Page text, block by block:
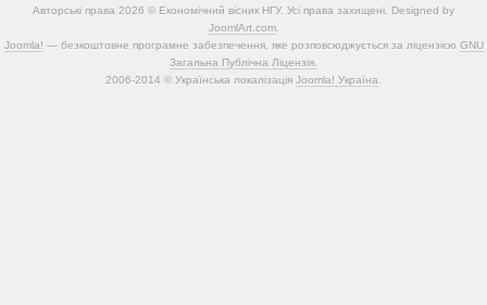
Авторські права 2026 © Економічний вісник НГУ. Усі права захищені. Designed by
JoomlArt.com.
Joomla! — безкоштовне програмне забезпечення, яке розповсюджується за ліцензією GNU
Загальна Публічна Ліцензія.
2006-2014 © Українська локалізація Joomla! Україна